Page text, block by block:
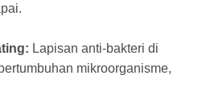
Lapisan anti-bakteri di
mikroorganisme,